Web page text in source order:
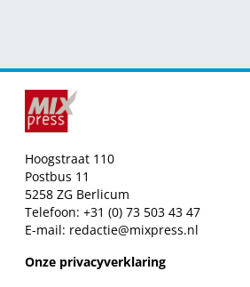
Hoogstraat 110
Postbus 11
5258 ZG Berlicum
Telefoon: +31 (0) 73 503 43 47
E-mail: redactie@mixpress.nl
Onze privacyverklaring